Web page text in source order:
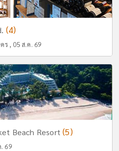
(4)
ร , 05 ส.ค. 69
Beach Resort(5)
69